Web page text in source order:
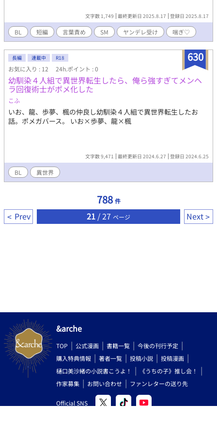
文字数 1,749 最終更新日 2025.8.17 登録日 2025.8.17
BL 短編 言葉責め SM ヤンデレ受け 喘ぎ♡
630
長編 連載中 R18
お気に入り : 12 24h.ポイント : 0
幼馴染４人組で異世界転生したら、俺ら強すぎてメンヘ
ラ回復術士がポメ化した
こふ
いお、龍、歩夢、楓の仲良し幼馴染４人組で異世界転生したお
話。ポメガバース。 いお×歩夢、龍×楓
文字数 9,471 最終更新日 2024.6.27 登録日 2024.6.25
BL 異世界
788 件
Prev 21 / 27 ページ Next
&arche
TOP 公式漫画 書籍一覧
今後の刊行予定
購入特典情報
著者一覧 投稿小説
投稿漫画
樋口美沙緒の小説書こうよ！
《うちの子》推し会！
作家募集
お問い合わせ ファンレターの送り先
Official SNS